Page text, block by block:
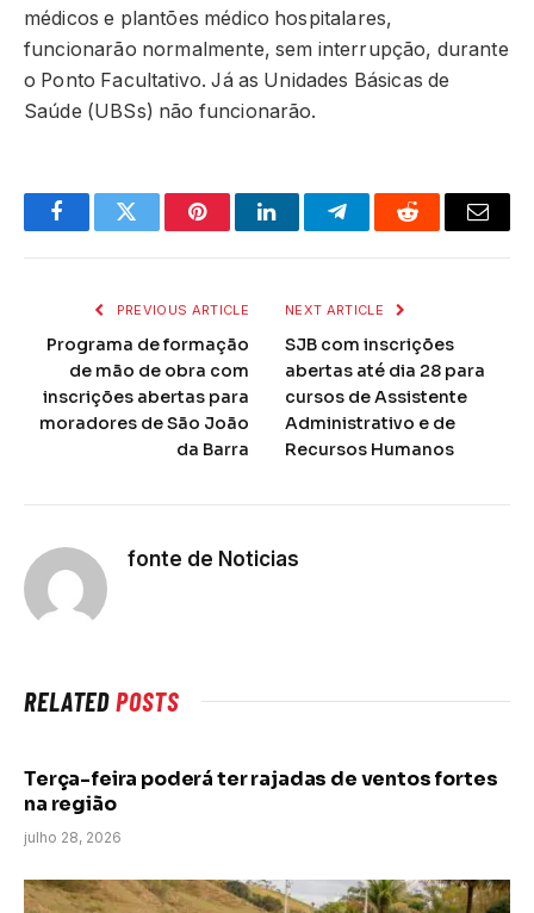
médicos e plantões médico hospitalares,
funcionarão normalmente, sem interrupção, durante
o Ponto Facultativo. Já as Unidades Básicas de
Saúde (UBSs) não funcionarão.
FacebookTwitter PinterestLinkedInTelegramReddit Email
PREVIOUS ARTICLE
Programa de formação
de mão de obra com
inscrições abertas para
moradores de São João
da Barra
NEXT ARTICLE
SJB com inscrições
abertas até dia 28 para
cursos de Assistente
Administrativo e de
Recursos Humanos
fonte de Noticias
RELATEDPOSTS
Terça-feira poderá ter rajadas de ventos fortes
na região
julho 28, 2026